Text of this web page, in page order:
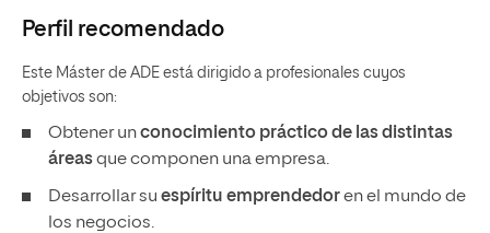
Perfil recomendado
Este Máster de ADE está dirigido a profesionales cuyos
objetivos son:
Obtener unconocimiento práctico de las distintas
áreasque componen una empresa.
Desarrollar su espíritu emprendedoren el mundo de
los negocios.